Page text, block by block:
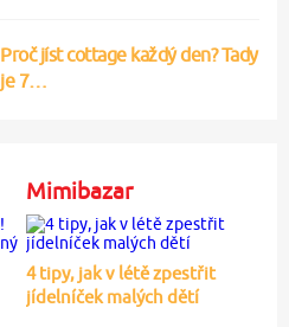
Proč jíst cottage každý den? Tady
je 7…
Mimibazar
4 tipy, jak v létě zpestřit
jídelníček malých dětí